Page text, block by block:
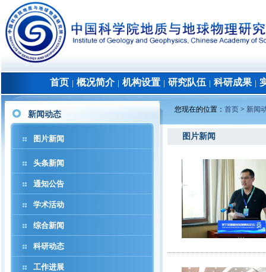
首页 概况简介│ 机构设置 研究队伍 科研成果│
新闻动态
图片新闻
头条新闻
通知公告
学术活动
综合新闻
科研动态
工作进展
您现在的位置： 首页 > 新闻
图片新闻